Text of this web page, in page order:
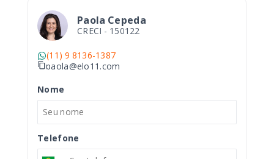
Paola Cepeda
CRECI - 150122
(11) 9 8136-1387
paola@elo11.com
Nome
Telefone